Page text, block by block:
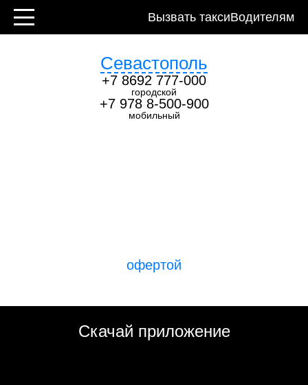
Вызвать таксиВодителям
Севастополь
+7 8692 777-000
городской
+7 978 8-500-900
мобильный
Контакты
офертой
Скачай приложение